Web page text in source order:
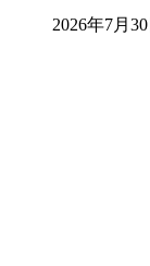
2026年7月30